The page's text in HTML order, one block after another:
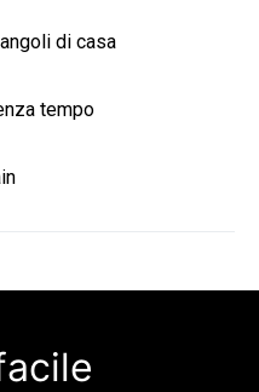
di casa
tempo